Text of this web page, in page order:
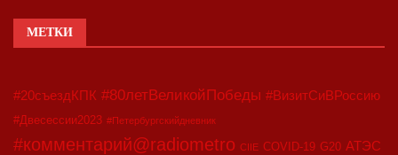
МЕТКИ
#20съездКПК #80летВеликойПобеды #ВизитСиВРоссию
#Двесессии2023 #Петербургскийдневник
#комментарий@radiometro CIIE COVID-19 G20 АТЭС